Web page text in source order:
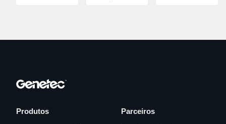
Produtos Parceiros